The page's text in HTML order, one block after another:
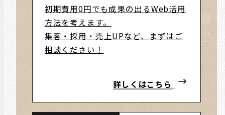
初期費用0円でも成果の出るWeb活用
方法を考えます。
集客・採用・売上UPなど、まずはご
相談ください！
詳しくはこちら